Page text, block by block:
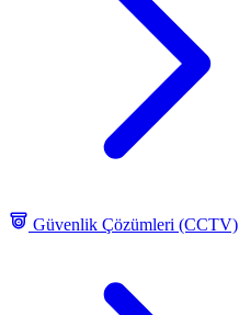
Güvenlik Çözümleri (CCTV)